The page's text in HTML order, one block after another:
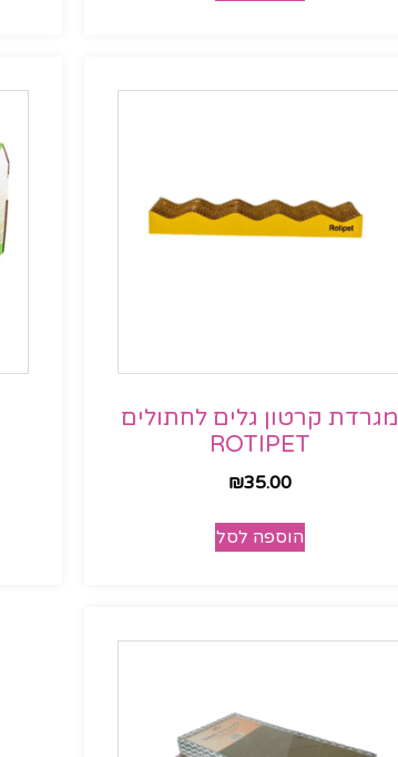
מגרדת קרטון גלים לחתולים
ROTIPET
₪35.00
הוספה לסל